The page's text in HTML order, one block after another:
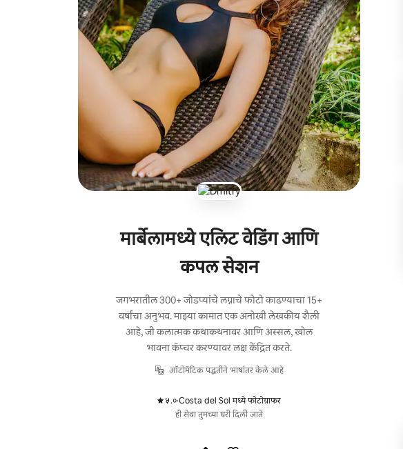
मार्बेलामध्ये एलिट वेडिंग आणि
कपल सेशन
जगभरातील 300+ जोडप्यांचे लग्नाचे फोटो काढण्याचा 15+
वर्षांचा अनुभव. माझ्या कामात एक अनोखी लेखकीय शैली
आहे, जी कलात्मक कथाकथनावर आणि अस्सल, खोल
भावना कॅप्चर करण्यावर लक्ष केंद्रित करते.
ऑटोमॅटिक पद्धतीने भाषांतर केले आहे
५.०
,
·Costa del Sol मध्ये फोटोग्राफर
ही सेवा तुमच्या घरी दिली जाते